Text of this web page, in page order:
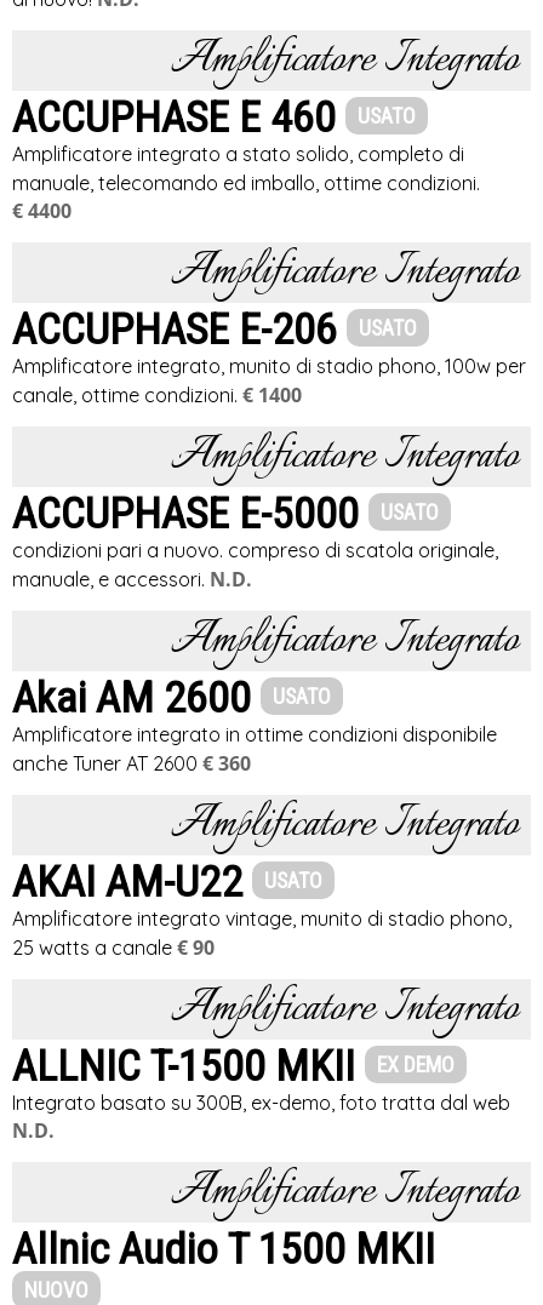
Amplificatore Integrato
ACCUPHASE E 460 USATO
Amplificatore integrato a stato solido, completo di
manuale, telecomando ed imballo, ottime condizioni.
€ 4400
Amplificatore Integrato
ACCUPHASE E-206 USATO
Amplificatore integrato, munito di stadio phono, 100w per
canale, ottime condizioni. € 1400
Amplificatore Integrato
ACCUPHASE E-5000 USATO
condizioni pari a nuovo. compreso di scatola originale,
manuale, e accessori. N.D.
Amplificatore Integrato
Akai AM 2600 USATO
Amplificatore integrato in ottime condizioni disponibile
anche Tuner AT 2600 € 360
Amplificatore Integrato
AKAI AM-U22 USATO
Amplificatore integrato vintage, munito di stadio phono,
25 watts a canale € 90
Amplificatore Integrato
ALLNIC T-1500 MKII EX DEMO
Integrato basato su 300B, ex-demo, foto tratta dal web
N.D.
Amplificatore Integrato
Allnic Audio T 1500 MKII
NUOVO